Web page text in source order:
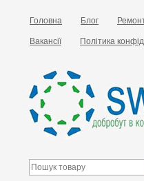
Головна Блог
Вакансії Політика